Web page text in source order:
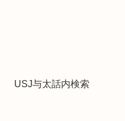
USJ与太話内検索